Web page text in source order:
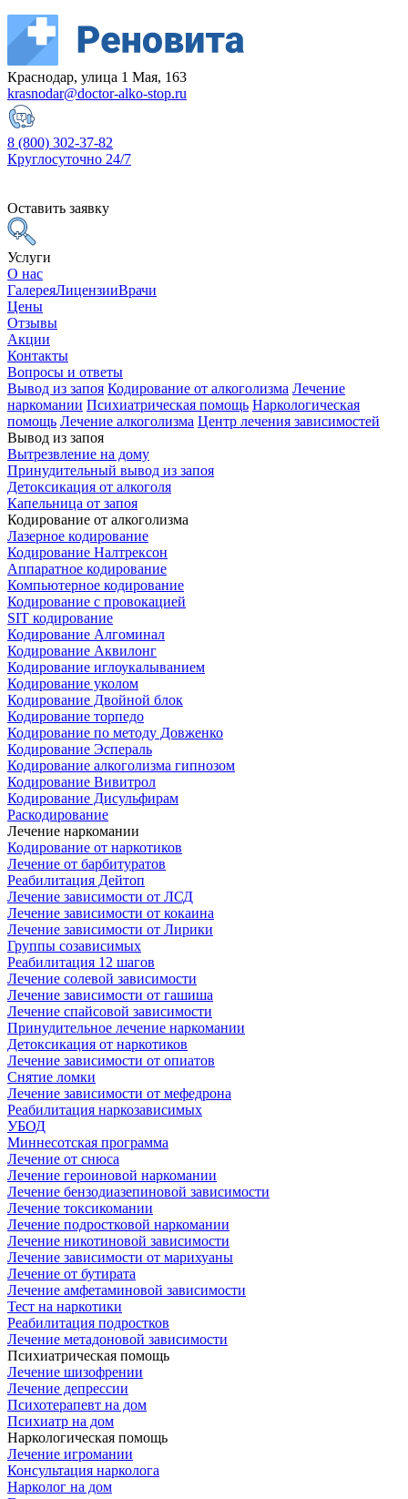
Краснодар, улица 1 Мая, 163
krasnodar@doctor-alko-stop.ru
8 (800) 302-37-82
Круглосуточно 24/7
Оставить заявку
Услуги
О нас
ГалереяЛицензииВрачи
Цены
Отзывы
Акции
Контакты
Вопросы и ответы
Вывод из запоя Кодирование от алкоголизма Лечение
наркомании Психиатрическая помощь Наркологическая
помощь Лечение алкоголизма Центр лечения зависимостей
Вывод из запоя
Вытрезвление на дому
Принудительный вывод из запоя
Детоксикация от алкоголя
Капельница от запоя
Кодирование от алкоголизма
Лазерное кодирование
Кодирование Налтрексон
Аппаратное кодирование
Компьютерное кодирование
Кодирование с провокацией
SIT кодирование
Кодирование Алгоминал
Кодирование Аквилонг
Кодирование иглоукалыванием
Кодирование уколом
Кодирование Двойной блок
Кодирование торпедо
Кодирование по методу Довженко
Кодирование Эспераль
Кодирование алкоголизма гипнозом
Кодирование Вивитрол
Кодирование Дисульфирам
Раскодирование
Лечение наркомании
Кодирование от наркотиков
Лечение от барбитуратов
Реабилитация Дейтоп
Лечение зависимости от ЛСД
Лечение зависимости от кокаина
Лечение зависимости от Лирики
Группы созависимых
Реабилитация 12 шагов
Лечение солевой зависимости
Лечение зависимости от гашиша
Лечение спайсовой зависимости
Принудительное лечение наркомании
Детоксикация от наркотиков
Лечение зависимости от опиатов
Снятие ломки
Лечение зависимости от мефедрона
Реабилитация наркозависимых
УБОД
Миннесотская программа
Лечение от снюса
Лечение героиновой наркомании
Лечение бензодиазепиновой зависимости
Лечение токсикомании
Лечение подростковой наркомании
Лечение никотиновой зависимости
Лечение зависимости от марихуаны
Лечение от бутирата
Лечение амфетаминовой зависимости
Тест на наркотики
Реабилитация подростков
Лечение метадоновой зависимости
Психиатрическая помощь
Лечение шизофрении
Лечение депрессии
Психотерапевт на дом
Психиатр на дом
Наркологическая помощь
Лечение игромании
Консультация нарколога
Нарколог на дом